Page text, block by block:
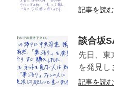
記事を読む
談合坂
先日、
を発見し
記事を読む